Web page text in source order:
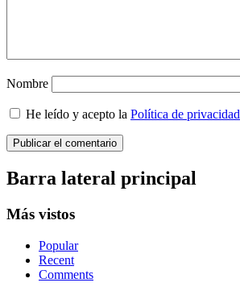
Nombre
He leído y acepto la Política de privacidad
Barra lateral principal
Más vistos
Popular
Recent
Comments